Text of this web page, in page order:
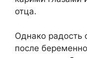
отца.
Однако радость
после